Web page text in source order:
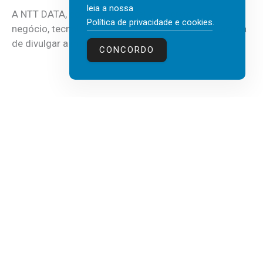
A NTT DATA, consultora global em serviços de
negócio, tecnologia e inteligência artificial (IA), acaba
de divulgar a mais recente...
leia a nossa
Política de privacidade e cookies.
CONCORDO